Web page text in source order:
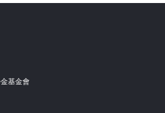
基金會